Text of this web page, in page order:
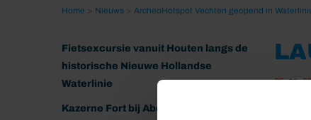
Home Nieuws ArcheoHotspot Vechten geopend in
Fietsexcursie vanuit Houten langs de
historische Nieuwe Hollandse
Waterlinie
Kazerne Fort bij Abcoude klaar voor
25-11-